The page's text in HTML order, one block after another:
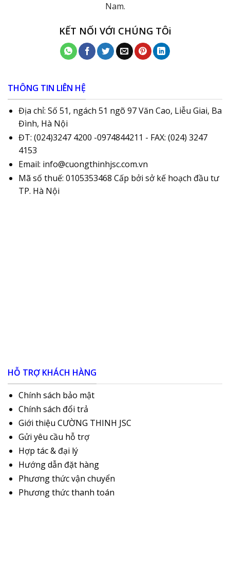
Nam.
KẾT NỐI VỚI CHÚNG TÔi
THÔNG TIN LIÊN HỆ
Địa chỉ: Số 51, ngách 51 ngõ 97 Văn Cao, Liễu Giai, Ba
Đình, Hà Nội
ĐT: (024)3247 4200 -0974844211 - FAX: (024) 3247
4153
Email: info@cuongthinhjsc.com.vn
Mã số thuế: 0105353468 Cấp bởi sở kế hoạch đầu tư
TP. Hà Nội
HỖ TRỢ KHÁCH HÀNG
Chính sách bảo mật
Chính sách đổi trả
Giới thiệu CƯỜNG THINH JSC
Gửi yêu cầu hỗ trợ
Hợp tác & đại lý
Hướng dẫn đặt hàng
Phương thức vận chuyển
Phương thức thanh toán